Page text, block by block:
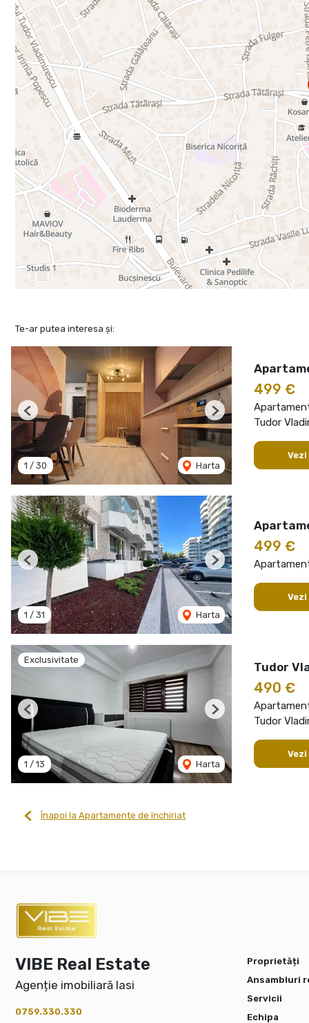
Te-ar putea interesa și:
1 / 30 Harta
Previous Next
499 €
Tudor
1 / 31 Harta
Previous Next
499 €
Exclusivitate
1 / 13 Harta
Previous Next
Tudor
490 €
Tudor
Înapoi la Apartamente de închiriat
VIBE Real Estate
Agenție imobiliară Iasi
0759.330.330
Proprietăți
Ansambluri
Servicii
Echipa